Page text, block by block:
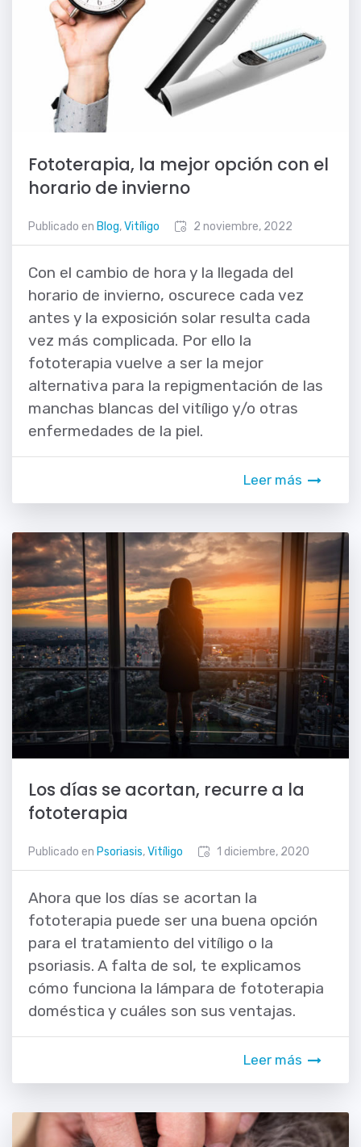
Fototerapia, la mejor opción con el
horario de invierno
2 noviembre, 2022
Publicado en Blog,Vitíligo
Con el cambio de hora y la llegada del
horario de invierno, oscurece cada vez
antes y la exposición solar resulta cada
vez más complicada. Por ello la
fototerapia vuelve a ser la mejor
alternativa para la repigmentación de las
manchas blancas del vitíligo y/o otras
enfermedades de la piel.
Leer más
Los días se acortan, recurre a la
fototerapia
1 diciembre, 2020
Publicado en Psoriasis,Vitíligo
Ahora que los días se acortan la
fototerapia puede ser una buena opción
para el tratamiento del vitíligo o la
psoriasis. A falta de sol, te explicamos
cómo funciona la lámpara de fototerapia
doméstica y cuáles son sus ventajas.
Leer más